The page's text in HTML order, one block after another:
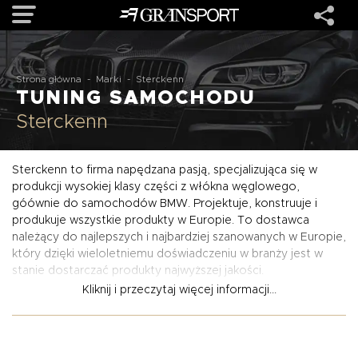
OFERTA
MARKI
REALIZACJE
O NAS
USŁUGI
KONTAKT
Strona główna - Marki - Sterckenn
TUNING SAMOCHODU
Sterckenn
Sterckenn to firma napędzana pasją, specjalizująca się w
produkcji wysokiej klasy części z włókna węglowego,
góównie do samochodów BMW. Projektuje, konstruuje i
produkuje wszystkie produkty w Europie. To dostawca
należący do najlepszych i najbardziej szanowanych w Europie,
który dzięki wieloletniemu doświadczeniu w branży jest w
stanie dostarczać produkty najwyższej jakości.
Kliknij i przeczytaj więcej informacji...